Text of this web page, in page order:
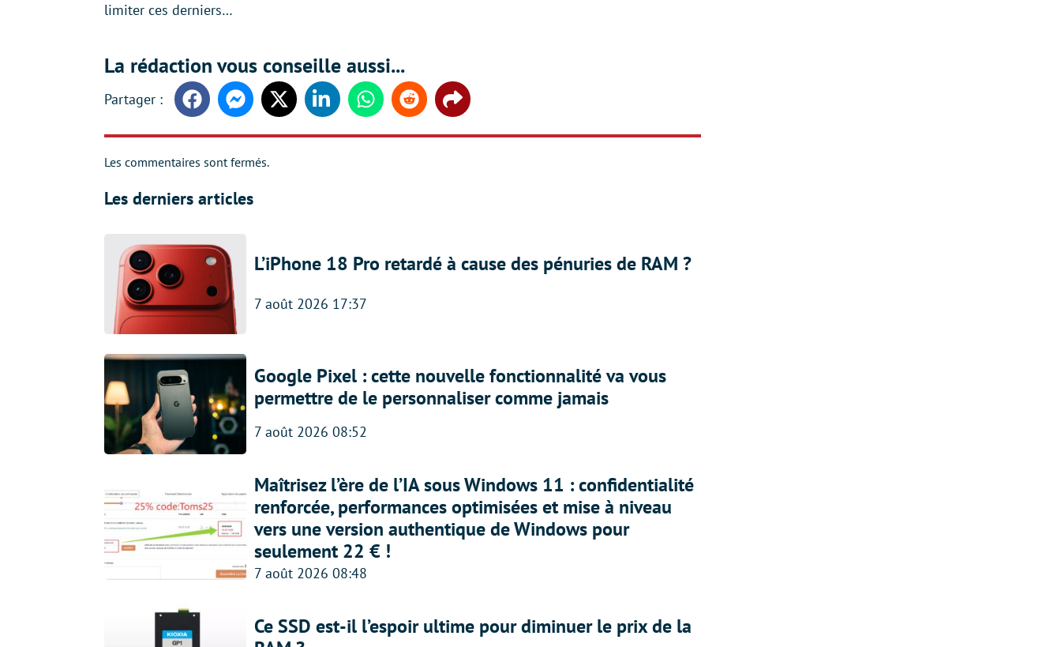
limiter ces derniers…
La rédaction vous conseille aussi...
FacebookMessengerTwitter LinkedinWhatsappReddit Share
Les commentaires sont fermés.
Les derniers articles
L’iPhone 18 Pro retardé à cause des pénuries de RAM ?
7 août 2026 17:37
Google Pixel : cette nouvelle fonctionnalité va vous
permettre de le personnaliser comme jamais
7 août 2026 08:52
Maîtrisez l’ère de l’IA sous Windows 11 : confidentialité
renforcée, performances optimisées et mise à niveau
vers une version authentique de Windows pour
seulement 22 € !
7 août 2026 08:48
Ce SSD est-il l’espoir ultime pour diminuer le prix de la